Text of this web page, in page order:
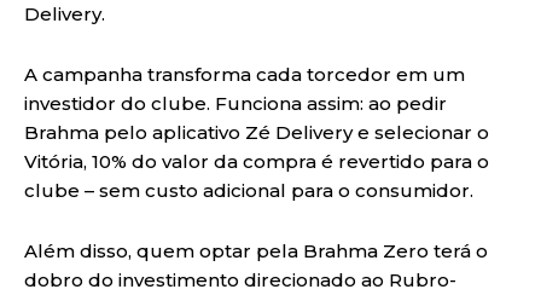
Delivery.
A campanha transforma cada torcedor em um
investidor do clube. Funciona assim: ao pedir
Brahma pelo aplicativo Zé Delivery e selecionar o
Vitória, 10% do valor da compra é revertido para o
clube – sem custo adicional para o consumidor.
Além disso, quem optar pela Brahma Zero terá o
dobro do investimento direcionado ao Rubro-